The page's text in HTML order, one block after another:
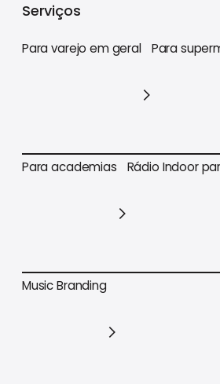
Serviços
Para varejo em geral
Para varejo em geral
Para
Para
Para academias
Para academias
Rádio Indoor
Music Branding